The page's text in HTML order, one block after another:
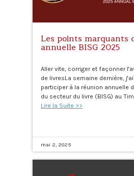
Les points marquants
annuelle BISG 2025
Aller vite, corriger et façonner
de livresLa semaine dernière,
participer à la réunion annuelle
du secteur du livre (BISG) au
Lire la Suite >>
mai 2, 2025